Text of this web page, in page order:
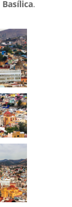
Basílica.